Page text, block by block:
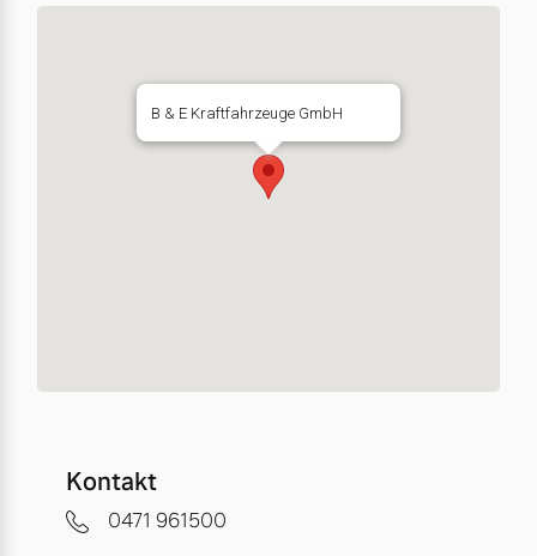
B & E Kraftfahrzeuge GmbH
Kontakt
0471 961500